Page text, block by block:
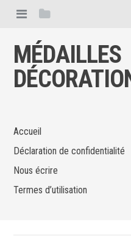
MÉDAILLES
Accueil
Déclaration de confidentialité
Nous écrire
Termes d’utilisation